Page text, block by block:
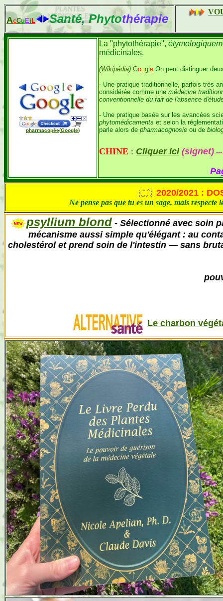
AcCuEi L Santé, Phytothérapie
pharmacopée(Google)
La "phytothérapie",
médicinales.
(Wikipédia) Goog e On peut distinguer
- Une pratique traditionnelle, parfois très
considérée comme une médecine
conventionnelle du fait de l'absence
- Une pratique basée sur les avancées
phytomédicaments et selon la
parle alors de pharmacognosie ou de
CHINE : Cliquer ici(signet)
2020/2021 :
Ne pense pas que tu es un sage, mais
psyllium blond- Sélectionné avec soin
mécanisme aussi simple qu'élégant : au
cholestérol et prend soin de l'intestin — sans
Le charbon